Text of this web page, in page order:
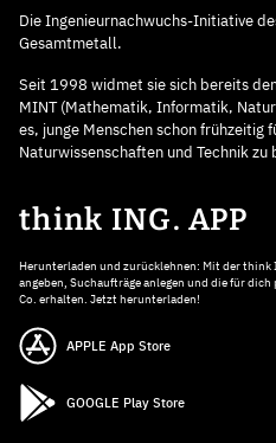
Die Ingenieurnachwuchs-Initiative
Gesamtmetall.
Seit 1998 widmet sie sich bereits
MINT (Mathematik, Informatik,
es, junge Menschen schon frühzeitig
Naturwissenschaften und Technik zu
think ING. APP
Herunterladen und zurücklehnen: Mit der think
angeben, Suchaufträge anlegen und die für
Co. erhalten. Jetzt herunterladen!
APPLE App Store
GOOGLE Play Store